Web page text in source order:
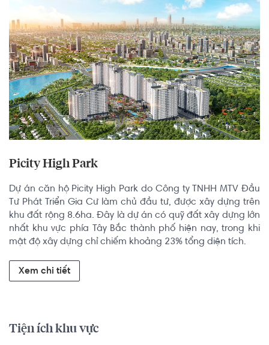
Picity High Park
Dự án căn hộ Picity High Park do Công ty TNHH MTV Đầu
Tư Phát Triển Gia Cư làm chủ đầu tư, được xây dựng trên
khu đất rộng 8.6ha. Đây là dự án có quỹ đất xây dựng lớn
nhất khu vực phía Tây Bắc thành phố hiện nay, trong khi
mật độ xây dựng chỉ chiếm khoảng 23% tổng diện tích.
Xem chi tiết
Tiện ích khu vực